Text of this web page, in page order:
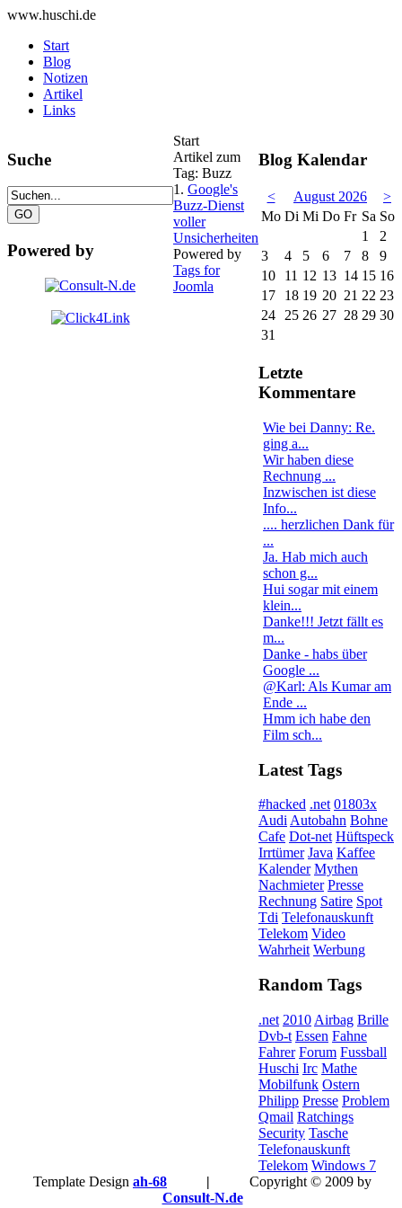
www.huschi.de
Start
Blog
Notizen
Artikel
Links
Suche
Powered by
Start
Artikel zum
Tag: Buzz
1. Google's
Buzz-Dienst
voller
Unsicherheiten
Powered by
Tags for
Joomla
Blog Kalendar
< August 2026
>
Mo Di Mi Do Fr Sa So
1
2
3
4 5 6 7 8
9
10
11 12 13 14 15 16
17
18 19 20 21 22 23
24 25 26 27 28 29 30
31
Letzte
Kommentare
Wie bei Danny: Re.
ging a...
Wir haben diese
Rechnung ...
Inzwischen ist diese
Info...
.... herzlichen Dank für
...
Ja. Hab mich auch
schon g...
Hui sogar mit einem
klein...
Danke!!! Jetzt fällt es
m...
Danke - habs über
Google ...
@Karl: Als Kumar am
Ende ...
Hmm ich habe den
Film sch...
Latest Tags
#hacked .net 01803x
Audi Autobahn Bohne
Cafe Dot-net Hüftspeck
Irrtümer Java Kaffee
Kalender Mythen
Nachmieter Presse
Rechnung Satire Spot
Tdi Telefonauskunft
Telekom Video
Wahrheit Werbung
Random Tags
.net 2010 Airbag Brille
Dvb-t Essen Fahne
Fahrer Forum Fussball
Huschi Irc Mathe
Mobilfunk Ostern
Philipp Presse Problem
Qmail Ratchings
Security Tasche
Telefonauskunft
Telekom Windows 7
Template Design ah-68 | Copyright © 2009 by
Consult-N.de